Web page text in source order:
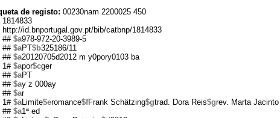
de registo: 00230nam 2200025 450
1814833
http://id.bnportugal.gov.pt/bib/catbnp/1814833
## $a978-972-20-3989-5
## $aPT$b325186/11
## $a20120705d2012 m y0pory0103 ba
1# $apor$cger
## $aPT
## $ay z 000ay
## $ar
1# $aLimite$eromance$fFrank Schätzing$gtrad. Dora Reis$grev. Marta Jacinto
## $a1ª ed